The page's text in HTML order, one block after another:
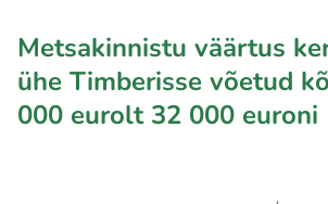
Metsakinnistu väärtus
ühe Timberisse võetud
000 eurolt 32 000 euroni